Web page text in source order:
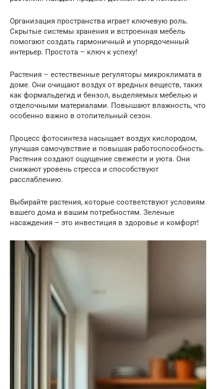
Организация пространства играет ключевую роль.
Скрытые системы хранения и встроенная мебель
помогают создать гармоничный и упорядоченный
интерьер. Простота – ключ к успеху!
Растения – естественные регуляторы микроклимата в
доме. Они очищают воздух от вредных веществ, таких
как формальдегид и бензол, выделяемых мебелью и
отделочными материалами. Повышают влажность, что
особенно важно в отопительный сезон.
Процесс фотосинтеза насыщает воздух кислородом,
улучшая самочувствие и повышая работоспособность.
Растения создают ощущение свежести и уюта. Они
снижают уровень стресса и способствуют
расслаблению.
Выбирайте растения, которые соответствуют условиям
вашего дома и вашим потребностям. Зеленые
насаждения – это инвестиция в здоровье и комфорт!